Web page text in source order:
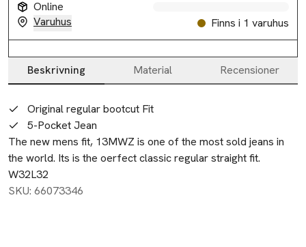
Online
Varuhus
Finns i 1 varuhus
Beskrivning Material Recensioner
Beskrivning
Original regular bootcut Fit
5-Pocket Jean
The new mens fit, 13MWZ is one of the most sold jeans in
the world. Its is the oerfect classic regular straight fit.
W32L32
SKU: 66073346